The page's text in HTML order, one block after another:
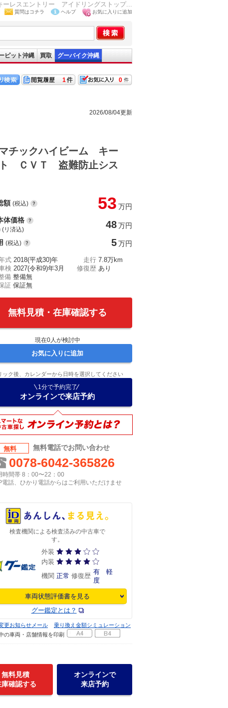
レスエントリー アイドリングストップ...
質問はコチラ ヘルプ お気に入りに追加
ピット沖縄 買取 グーバイク沖縄
0
1
2026/08/04更新
チックハイビーム キー
ＣＶＴ 盗難防止シス
額 (税込) 53 万円
体価格
(リ済込) 48万円
(税込) 5万円
式 2018(平成30)年 走行 7.8万km
検 2027(令和9)年3月 修復歴 あり
備 整備無
証 保証無
無料見積・在庫確認する
現在0人が検討中
お気に入りに追加
ック後、カレンダーから日時を選択してください
1分で予約完了
オンラインで来店予約
無料 無料電話でお問い合わせ
0078-6042-365826
時間帯 8：00〜22：00
話、ひかり電話からはご利用いただけませ
検査機関による検査済みの中古車で
す。
外装
内装
機関 正常 修復歴
有 軽
度
車両状態評価書を見る
グー鑑定とは？
更お知らせメール
乗り換え金額シミュレーション
の車両・店舗情報を印刷
無料見積
庫確認する
オンラインで
来店予約